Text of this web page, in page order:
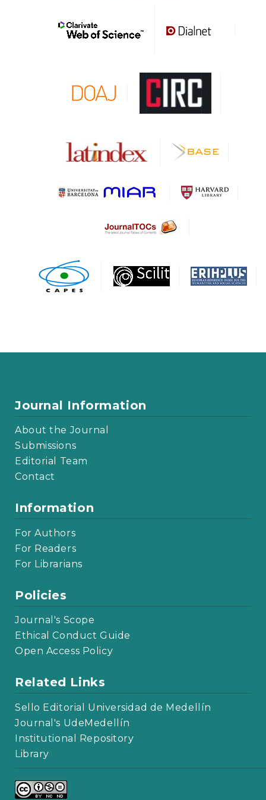
Journal Information
About the Journal
Submissions
Editorial Team
Contact
Information
For Authors
For Readers
For Librarians
Policies
Journal's Scope
Ethical Conduct Guide
Open Access Policy
Related Links
Sello Editorial Universidad de Medellín
Journal's UdeMedellín
Institutional Repository
Library